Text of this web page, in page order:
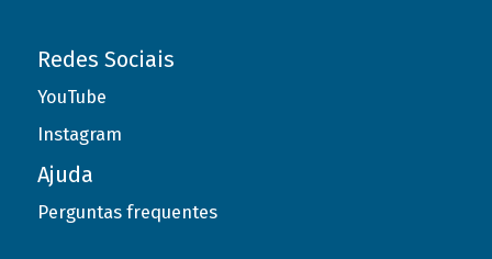
Redes Sociais
YouTube
Instagram
Ajuda
Perguntas frequentes